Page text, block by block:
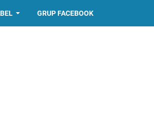
GRUP FACEBOOK